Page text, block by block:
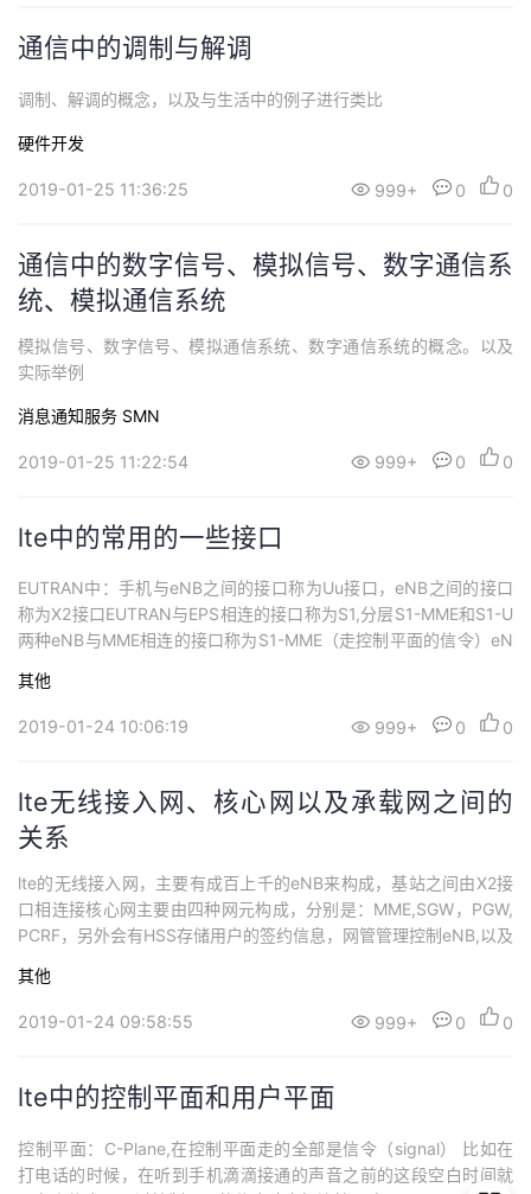
通信中的调制与解调
调制、解调的概念，以及与生活中的例子进行类比
硬件开发
2019-01-25 11:36:25 999+ 0 0
通信中的数字信号、模拟信号、数字通信系
统、模拟通信系统
模拟信号、数字信号、模拟通信系统、数字通信系统的概念。以及
实际举例
消息通知服务 SMN
2019-01-25 11:22:54 999+ 0 0
lte中的常用的一些接口
EUTRAN中：手机与eNB之间的接口称为Uu接口，eNB之间的接口
称为X2接口EUTRAN与EPS相连的接口称为S1,分层S1-MME和S1-U
两种eNB与MME相连的接口称为S1-MME（走控制平面的信令）eN
ME相连的接口称为：S10接口，MME与HSS相连的接口称为：S6a
接口MME与SGW相连的接口称为：S11接口S...
其他
2019-01-24 10:06:19 999+ 0 0
lte无线接入网、核心网以及承载网之间的
关系
lte的无线接入网，主要有成百上千的eNB来构成，基站之间由X2接
口相连接核心网主要由四种网元构成，分别是：MME,SGW，PGW,
PCRF，另外会有HSS存储用户的签约信息，网管管理控制eNB,以及
由各种路由器、交换机、线缆连接构成。用户接入无线网以后，基
站将消息经由承载网送到核心网设备处，最后经过核心网的最边缘
其他
2019-01-24 09:58:55 999+ 0 0
lte中的控制平面和用户平面
控制平面：C-Plane,在控制平面走的全部是信令（signal） 比如在
打电话的时候，在听到手机滴滴接通的声音之前的这段空白时间就